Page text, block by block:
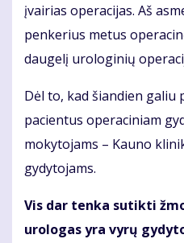
įvairias operacijas. Aš
penkerius metus
daugelį urologinių
Dėl to, kad šiandien galiu
pacientus operaciniam
mokytojams – Kauno
gydytojams.
Vis dar tenka sutikti
urologas yra vyrų